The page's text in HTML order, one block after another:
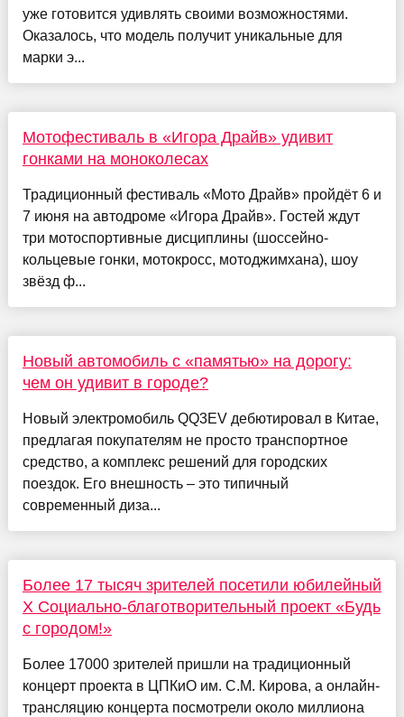
уже готовится удивлять своими возможностями.
Оказалось, что модель получит уникальные для
марки э...
Мотофестиваль в «Игора Драйв» удивит
гонками на моноколесах
Традиционный фестиваль «Мото Драйв» пройдёт 6 и
7 июня на автодроме «Игора Драйв». Гостей ждут
три мотоспортивные дисциплины (шоссейно-
кольцевые гонки, мотокросс, мотоджимхана), шоу
звёзд ф...
Новый автомобиль с «памятью» на дорогу:
чем он удивит в городе?
Новый электромобиль QQ3EV дебютировал в Китае,
предлагая покупателям не просто транспортное
средство, а комплекс решений для городских
поездок. Его внешность – это типичный
современный диза...
Более 17 тысяч зрителей посетили юбилейный
Х Социально-благотворительный проект «Будь
с городом!»
Более 17000 зрителей пришли на традиционный
концерт проекта в ЦПКиО им. С.М. Кирова, а онлайн-
трансляцию концерта посмотрели около миллиона